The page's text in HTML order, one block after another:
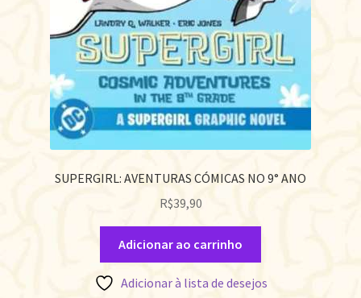
SUPERGIRL: AVENTURAS CÓMICAS NO 9° ANO
R$39,90
Adicionar ao carrinho
Adicionar à lista de desejos